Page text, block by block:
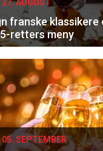
27. AUGUST
franske klassikere
retters meny
05. SEPTEMBER